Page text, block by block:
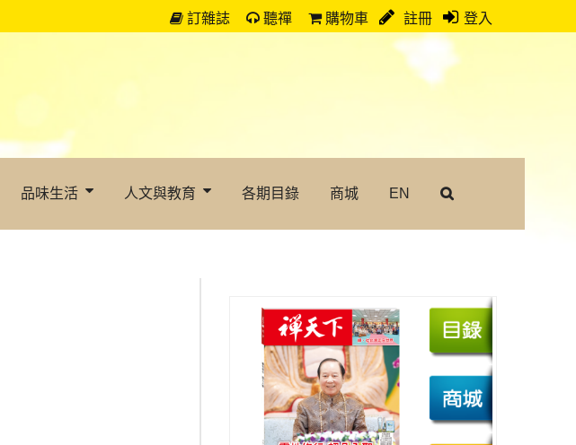
訂雜誌 聽禪 購物車 註冊 登入
品味生活 人文與教育 各期目錄 商城 EN